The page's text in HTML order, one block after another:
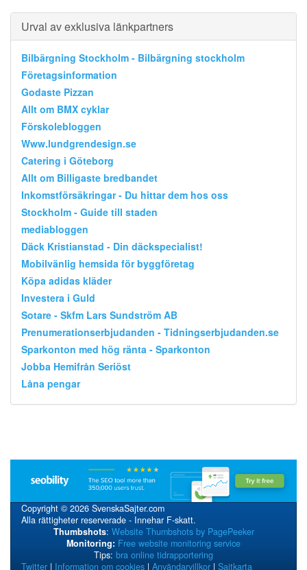
Urval av exklusiva länkpartners
Bilbärgning Stockholm - Bilbärgning stockholm
Företagsinformation
Godaste Pizzan
Allt om BMX cyklar
Förskolebloggen
Www.lundgrendesign.se
Catering i Göteborg
Allt om Billigaste bredbandet
Inkomstförsäkringar - Du hittar dem hos oss
Stockholm - Guide till staden
mediabloggen
Däck Kristianstad - Din däckspecialist!
Mobilvänlig hemsida för byggföretag
Köpa adidas kläder
Investera i Guld
Sotare - Skfm Lars Sundström AB
Prenumerationserbjudanden - Tidningserbjudanden.se
Sparkonton med hög ränta - Sparkonton
Jobba Hemifrån Seriöst
Låna pengar
Copyright © 2026 SvenskaSajter.com
Alla rättigheter reserverade - Innehar F-skatt.
Thumbshots: Website Thumbshots by PagePeeker
Monitoring: Free website monitoring service
Tips: bra online tidrapportering
Twitter | Information om cookies | Användarvillkor | Sajtkarta